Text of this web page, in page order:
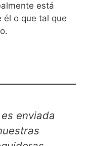
está
él o que tal que
enviada